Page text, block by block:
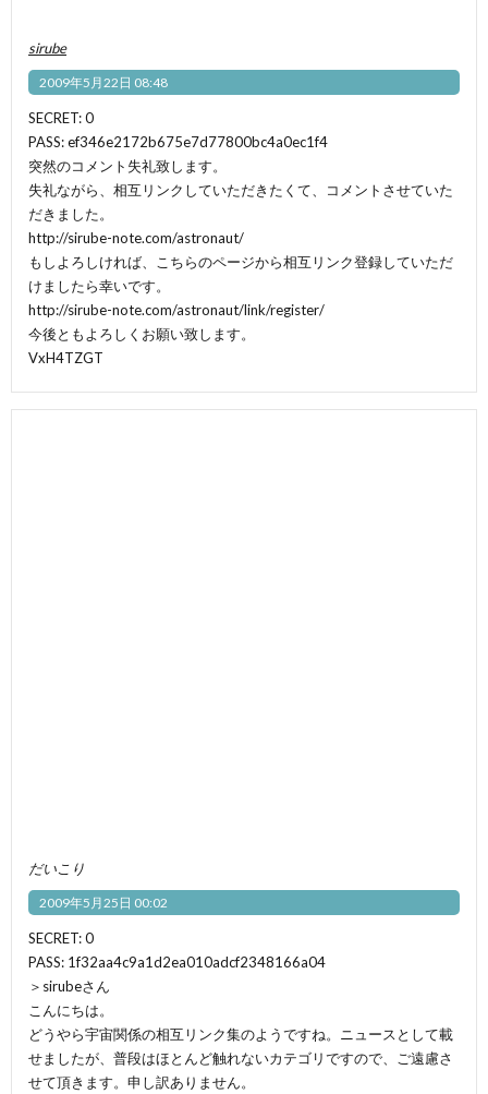
sirube
2009年5月22日 08:48
SECRET: 0
PASS: ef346e2172b675e7d77800bc4a0ec1f4
突然のコメント失礼致します。
失礼ながら、相互リンクしていただきたくて、コメントさせていた
だきました。
http://sirube-note.com/astronaut/
もしよろしければ、こちらのページから相互リンク登録していただ
けましたら幸いです。
http://sirube-note.com/astronaut/link/register/
今後ともよろしくお願い致します。
VxH4TZGT
だいこり
2009年5月25日 00:02
SECRET: 0
PASS: 1f32aa4c9a1d2ea010adcf2348166a04
＞sirubeさん
こんにちは。
どうやら宇宙関係の相互リンク集のようですね。ニュースとして載
せましたが、普段はほとんど触れないカテゴリですので、ご遠慮さ
せて頂きます。申し訳ありません。